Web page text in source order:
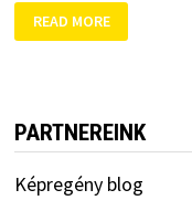
20.
BUDAPESTI
NEMZETKÖZI
READ MORE
PARTNEREINK
Képregény blog